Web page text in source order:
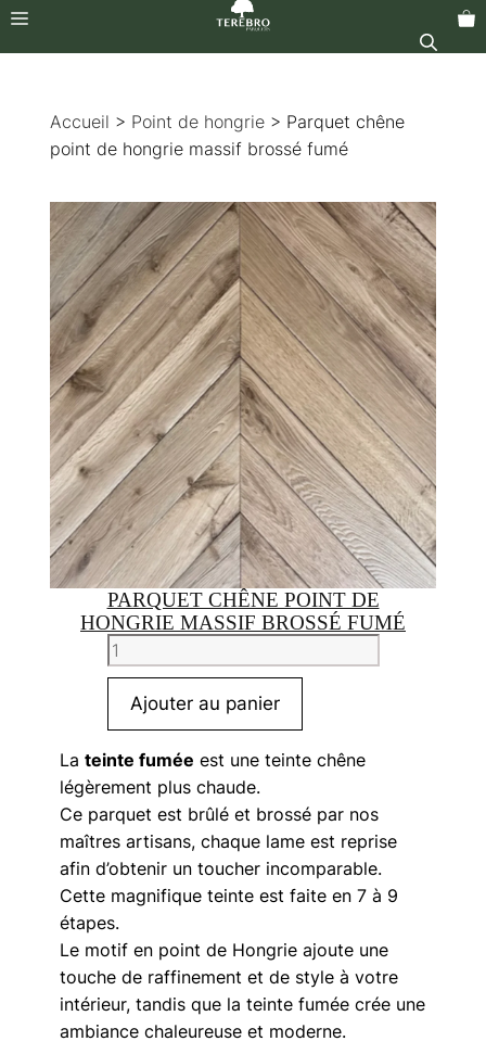
contenu
Menu
Accueil > Point de hongrie > Parquet chêne
point de hongrie massif brossé fumé
PARQUET CHÊNE POINT DE
HONGRIE MASSIF BROSSÉ FUMÉ
quantité
de
Parquet
chêne
point
de
hongrie
massif
brossé
fumé
Ajouter au panier
La teinte fumée est une teinte chêne
légèrement plus chaude.
Ce parquet est brûlé et brossé par nos
maîtres artisans, chaque lame est reprise
afin d’obtenir un toucher incomparable.
Cette magnifique teinte est faite en 7 à 9
étapes.
Le motif en point de Hongrie ajoute une
touche de raffinement et de style à votre
intérieur, tandis que la teinte fumée crée une
ambiance chaleureuse et moderne.